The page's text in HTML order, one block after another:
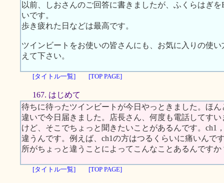
以前、しおさんのご回答に書きましたが、ふくらはぎ
いです。
歩き疲れた日などは最高です。
ツインビートをお使いの皆さんにも、お気に入りの使
えて下さい。
[タイトル一覧] [TOP PAGE]
167. はじめて
待ちに待ったツインビートが今日やっときました。ほ
違いで今日届きました。店長さん、何度も電話してす
けど、そこでちょっと聞きたいことがあるんです。ch1
違うんです。例えば、ch1の方はつるくらいに痛いんで
所がちょっと違うことによってこんなことあるんです
[タイトル一覧] [TOP PAGE]